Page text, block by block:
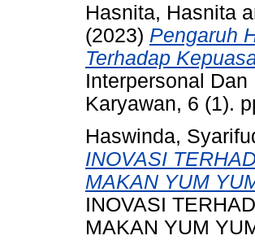
Hasnita, Hasnita
(2023) Pengaruh
Terhadap
Interpersonal
Karyawan, 6 (1).
Haswinda,
INOVASI
MAKAN YUM
INOVASI
MAKAN YUM